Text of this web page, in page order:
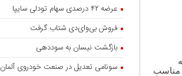
مناسب
عرضه ۴۲ درصدی سهام تودلی سایپا
فروش بی‌وای‌دی شتاب گرفت
بازگشت نیسان به سوددهی
سونامی تعدیل در صنعت خودروی آلمان